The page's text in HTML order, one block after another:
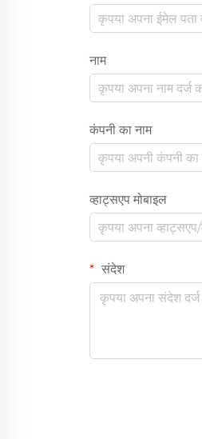
नाम
कंपनी का नाम
व्हाट्सएप मोबाइल
संदेश